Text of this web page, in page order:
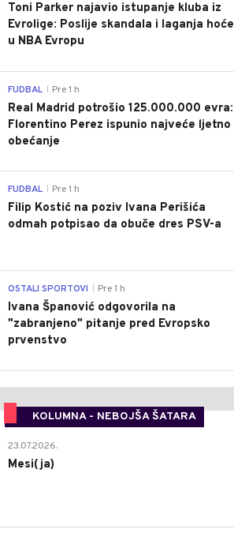
Toni Parker najavio istupanje kluba iz
Evrolige: Poslije skandala i laganja hoće
u NBA Evropu
FUDBAL Pre 1 h
Real Madrid potrošio 125.000.000 evra:
Florentino Perez ispunio najveće ljetno
obećanje
FUDBAL Pre 1 h
Filip Kostić na poziv Ivana Perišića
odmah potpisao da obuče dres PSV-a
OSTALI SPORTOVI Pre 1 h
Ivana Španović odgovorila na
"zabranjeno" pitanje pred Evropsko
prvenstvo
KOLUMNA - NEBOJŠA ŠATARA
23.07.2026.
Mesi(ja)